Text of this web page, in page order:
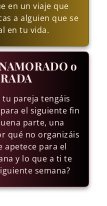
en un viaje que
a alguien que se
en tu vida.
o
pareja tengáis
el siguiente fin
parte, una
qué no organizáis
apetece para el
y lo que a ti te
semana?